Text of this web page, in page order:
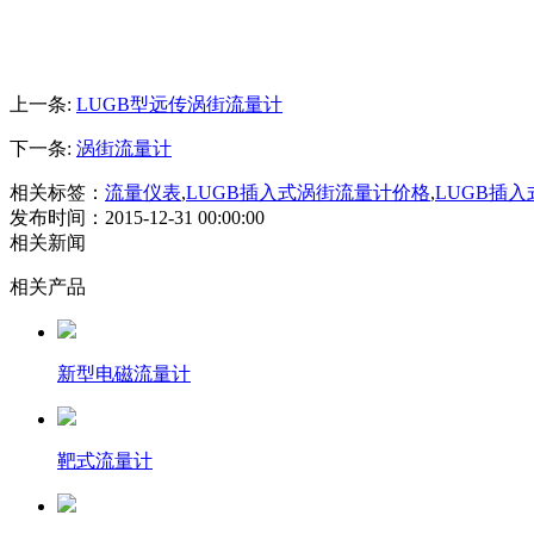
上一条: LUGB型远传涡街流量计
下一条: 涡街流量计
相关标签： 流量仪表,LUGB插入式涡街流量计价格,LUGB插入
发布时间：2015-12-31 00:00:00
相关新闻
相关产品
新型电磁流量计
靶式流量计